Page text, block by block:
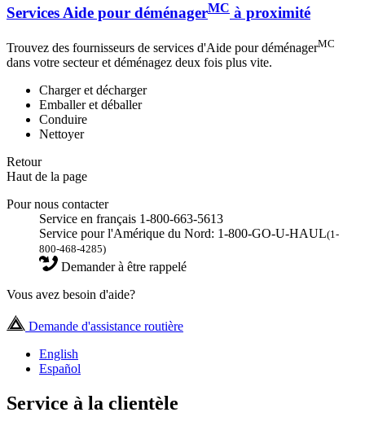
Services Aide pour déménagerMC à proximité
Trouvez des fournisseurs de services d'Aide pour déménagerMC
dans votre secteur et déménagez deux fois plus vite.
Charger et décharger
Emballer et déballer
Conduire
Nettoyer
Retour
Haut de la page
Pour nous contacter
Service en français 1-800-663-5613
Service pour l'Amérique du Nord: 1-800-GO-U-HAUL(1-
800-468-4285)
Demander à être rappelé
Vous avez besoin d'aide?
Demande d'assistance routière
English
Español
Service à la clientèle